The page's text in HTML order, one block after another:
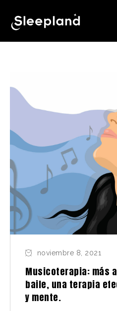
noviembre 8, 2021
Musicoterapia: más
baile, una terapia
y mente.